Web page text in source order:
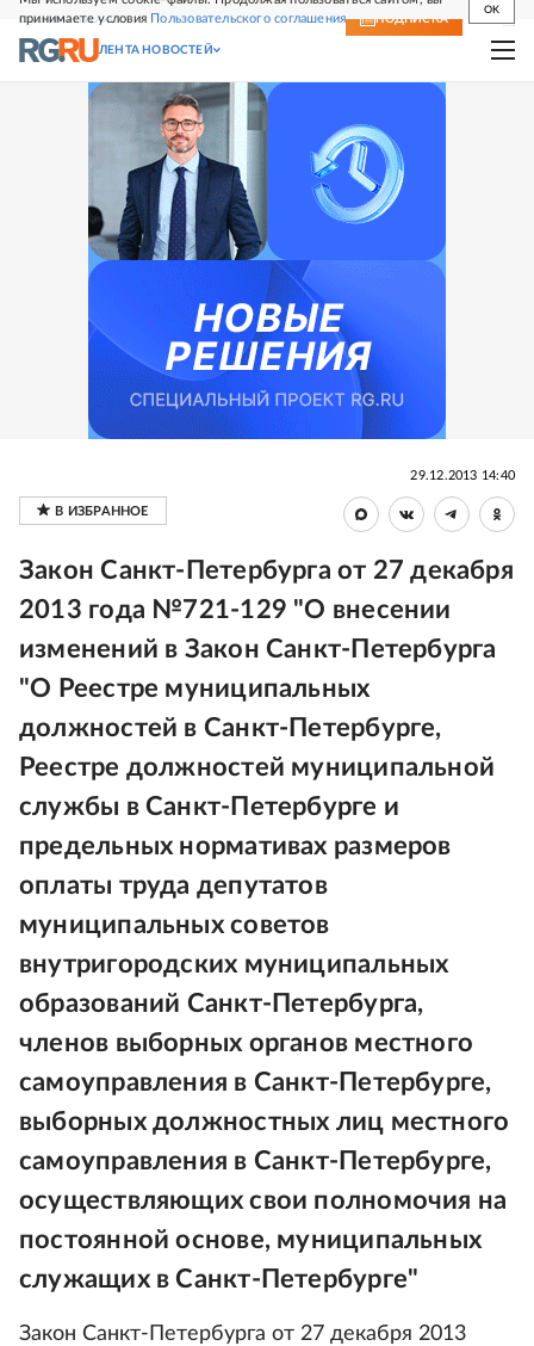
принимаете условия Пользовательского соглашения
OK
СВЕЖИЙ НОМЕР ПОДПИСКА
ЛЕНТА НОВОСТЕЙ
29.12.2013 14:40
Закон Санкт-Петербурга от 27 декабря
2013 года №721-129 "О внесении
изменений в Закон Санкт-Петербурга
"О Реестре муниципальных
должностей в Санкт-Петербурге,
Реестре должностей муниципальной
службы в Санкт-Петербурге и
предельных нормативах размеров
оплаты труда депутатов
муниципальных советов
внутригородских муниципальных
образований Санкт-Петербурга,
членов выборных органов местного
самоуправления в Санкт-Петербурге,
выборных должностных лиц местного
самоуправления в Санкт-Петербурге,
осуществляющих свои полномочия на
постоянной основе, муниципальных
служащих в Санкт-Петербурге"
Закон Санкт-Петербурга от 27 декабря 2013